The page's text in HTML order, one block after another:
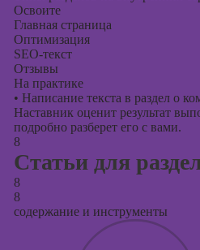
Освоите
Главная страница
Оптимизация
SЕО-текст
Отзывы
На практике
• Написание текста в раздел о
Наставник оценит результат
подробно разберет его с вами.
8
Статьи для
8
8
содержание и инструменты